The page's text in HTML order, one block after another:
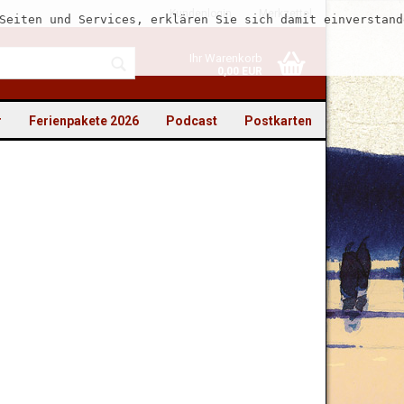
Kundenlogin Merkzettel
Ihr Warenkorb
0,00 EUR
und Services, erklären Sie sich damit
Postkarten
Podcast
Ferienpakete 2026